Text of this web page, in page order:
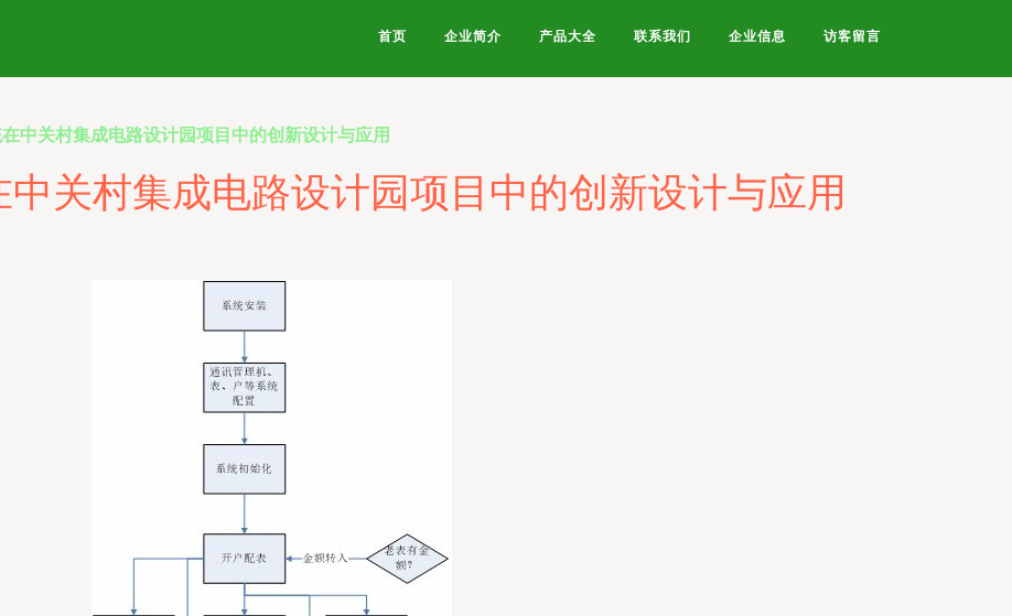
首页 企业简介 产品大全 联系我们 企业信息 访客留言
中关村集成电路设计园项目中的创新设计与应用
关村集成电路设计园项目中的创新设计与应用